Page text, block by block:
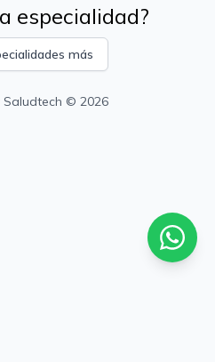
especialidad?
más
Saludtech © 2026